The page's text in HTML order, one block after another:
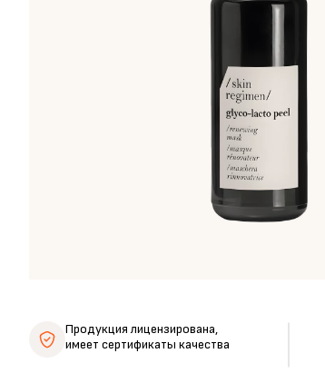
Продукция лицензирована,
имеет сертификаты качества